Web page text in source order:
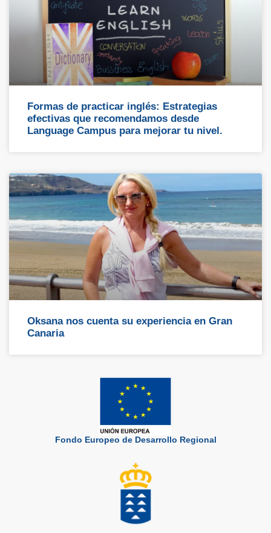
Formas de practicar inglés: Estrategias
efectivas que recomendamos desde
Language Campus para mejorar tu nivel.
Oksana nos cuenta su experiencia en Gran
Canaria
Fondo Europeo de Desarrollo Regional